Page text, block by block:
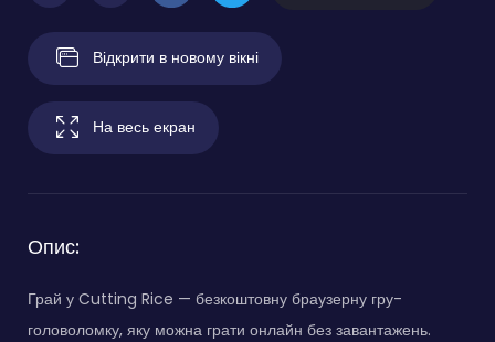
Відкрити в новому вікні
На весь екран
Опис:
Грай у Cutting Rice — безкоштовну браузерну гру-
головоломку, яку можна грати онлайн без завантажень.